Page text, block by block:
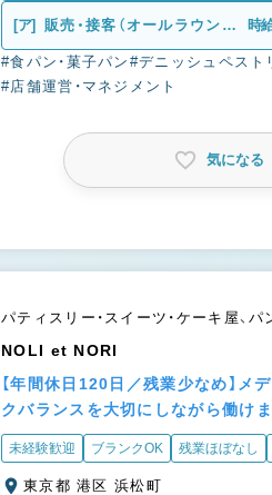
[ア]
販売・接客（オールラウンダ
ー）
時
#食パン・菓子パン #デニッシュペスト
#店舗運営・マネジメント
気になる
パティスリー・スイーツ・ケーキ屋、パ
NOLI et NORI
【年間休日120日／残業少なめ】
クバランスを大切にしながら働けま
未経験歓迎 ブランクOK 残業ほぼなし
東京都 港区 浜松町